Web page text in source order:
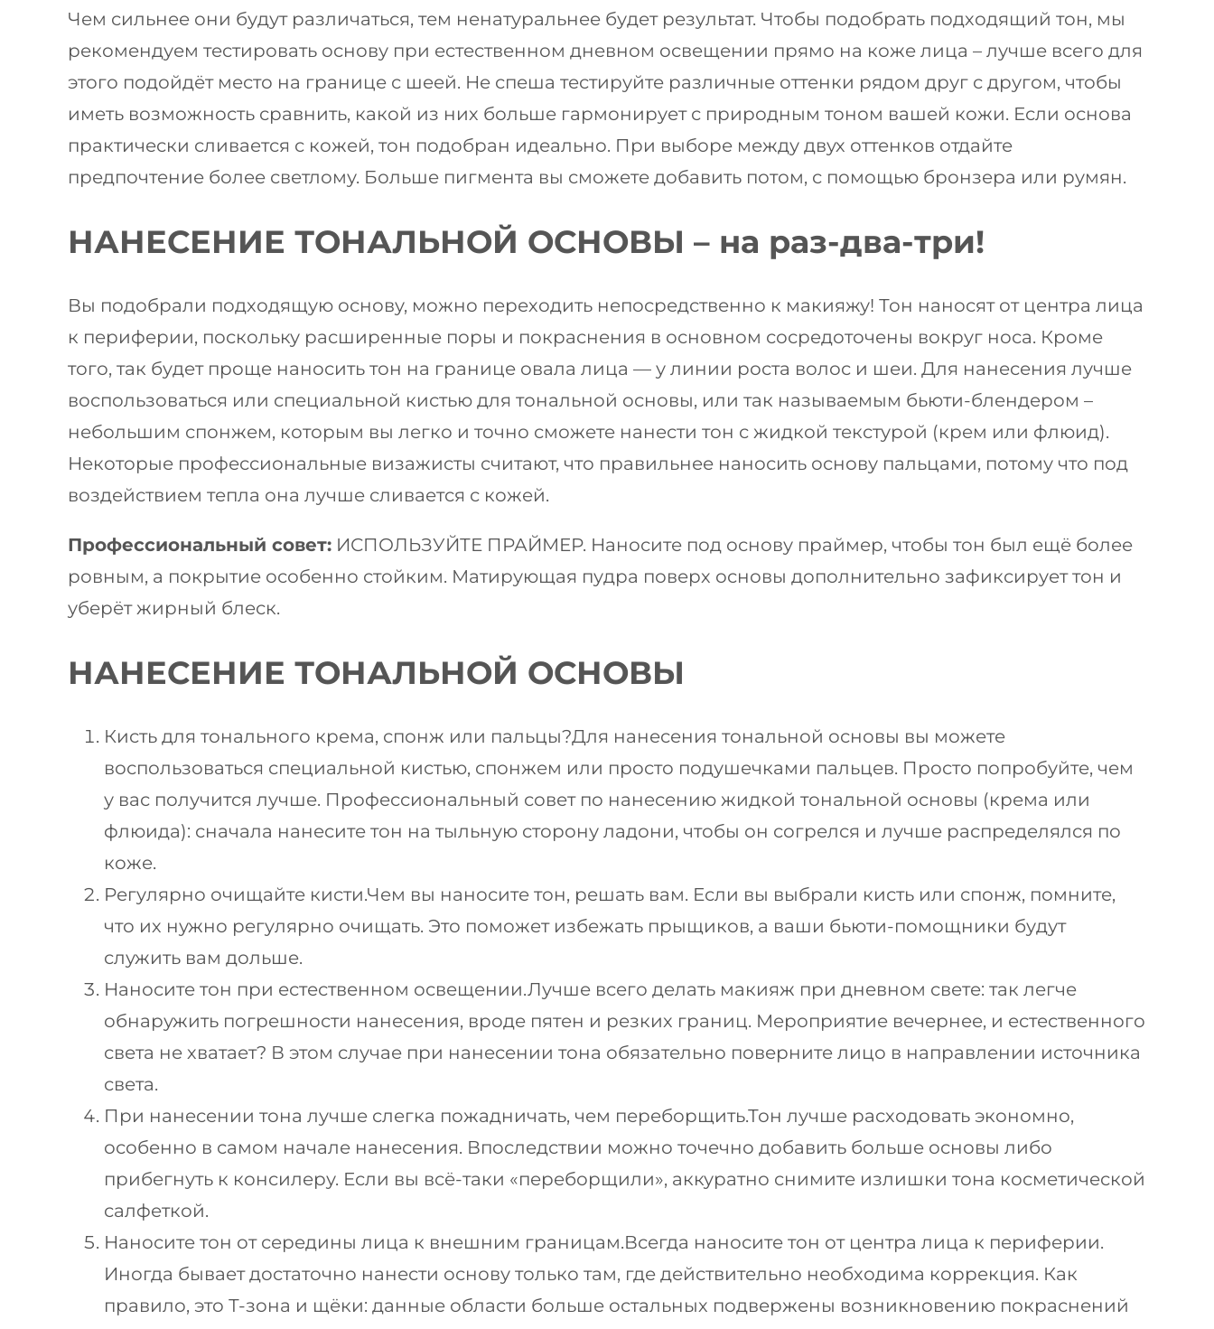
Чем сильнее они будут различаться, тем ненатуральнее будет результат. Чтобы подобрать подходящий тон, мы
рекомендуем тестировать основу при естественном дневном освещении прямо на коже лица – лучше всего для
этого подойдёт место на границе с шеей. Не спеша тестируйте различные оттенки рядом друг с другом, чтобы
иметь возможность сравнить, какой из них больше гармонирует с природным тоном вашей кожи. Если основа
практически сливается с кожей, тон подобран идеально. При выборе между двух оттенков отдайте
предпочтение более светлому. Больше пигмента вы сможете добавить потом, с помощью бронзера или румян.
НАНЕСЕНИЕ ТОНАЛЬНОЙ ОСНОВЫ – на раз-два-три!
Вы подобрали подходящую основу, можно переходить непосредственно к макияжу! Тон наносят от центра лица
к периферии, поскольку расширенные поры и покраснения в основном сосредоточены вокруг носа. Кроме
того, так будет проще наносить тон на границе овала лица — у линии роста волос и шеи. Для нанесения лучше
воспользоваться или специальной кистью для тональной основы, или так называемым бьюти-блендером –
небольшим спонжем, которым вы легко и точно сможете нанести тон с жидкой текстурой (крем или флюид).
Некоторые профессиональные визажисты считают, что правильнее наносить основу пальцами, потому что под
воздействием тепла она лучше сливается с кожей.
Профессиональный совет: ИСПОЛЬЗУЙТЕ ПРАЙМЕР. Наносите под основу праймер, чтобы тон был ещё более
ровным, а покрытие особенно стойким. Матирующая пудра поверх основы дополнительно зафиксирует тон и
уберёт жирный блеск.
НАНЕСЕНИЕ ТОНАЛЬНОЙ ОСНОВЫ
Кисть для тонального крема, спонж или пальцы?Для нанесения тональной основы вы можете
воспользоваться специальной кистью, спонжем или просто подушечками пальцев. Просто попробуйте, чем
у вас получится лучше. Профессиональный совет по нанесению жидкой тональной основы (крема или
флюида): сначала нанесите тон на тыльную сторону ладони, чтобы он согрелся и лучше распределялся по
коже.
Регулярно очищайте кисти.Чем вы наносите тон, решать вам. Если вы выбрали кисть или спонж, помните,
что их нужно регулярно очищать. Это поможет избежать прыщиков, а ваши бьюти-помощники будут
служить вам дольше.
Наносите тон при естественном освещении.Лучше всего делать макияж при дневном свете: так легче
обнаружить погрешности нанесения, вроде пятен и резких границ. Мероприятие вечернее, и естественного
света не хватает? В этом случае при нанесении тона обязательно поверните лицо в направлении источника
света.
При нанесении тона лучше слегка пожадничать, чем переборщить.Тон лучше расходовать экономно,
особенно в самом начале нанесения. Впоследствии можно точечно добавить больше основы либо
прибегнуть к консилеру. Если вы всё-таки «переборщили», аккуратно снимите излишки тона косметической
салфеткой.
Наносите тон от середины лица к внешним границам.Всегда наносите тон от центра лица к периферии.
Иногда бывает достаточно нанести основу только там, где действительно необходима коррекция. Как
правило, это Т-зона и щёки: данные области больше остальных подвержены возникновению покраснений